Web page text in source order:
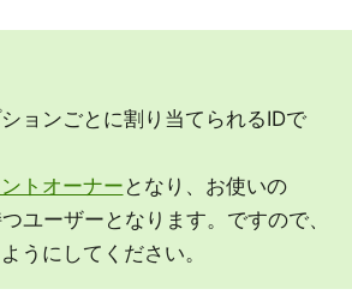
ョンごとに割り当てられるIDで
トオーナー となり、お使いの
ユーザーとなります。ですので、
うにしてください。